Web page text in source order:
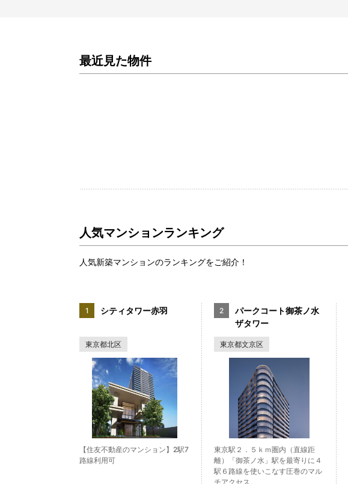
最近見た物件
人気マンションランキング
人気新築マンションのランキングをご紹介！
シティタワー赤羽
東京都北区
【住友不動産のマンション】2駅7
路線利用可
パークコート御茶ノ水
ザタワー
東京都文京区
東京駅２．５ｋｍ圏内（直線距
離）「御茶ノ水」駅を最寄りに４
駅６路線を使いこなす圧巻のマル
チアクセス。